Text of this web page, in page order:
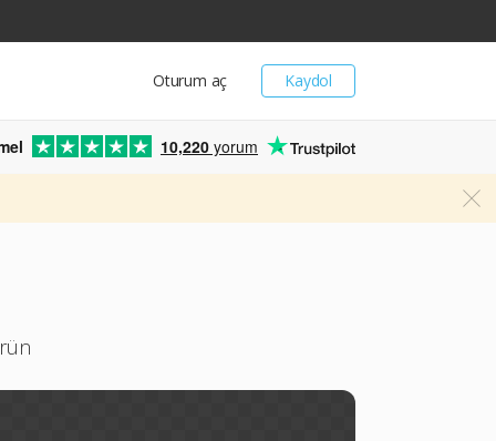
Kaydol
Oturum aç
10,220 yorum